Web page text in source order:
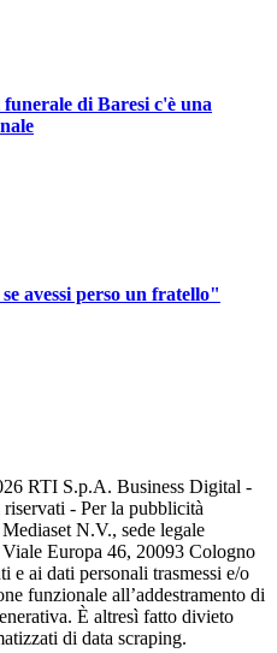
di Baresi c'è una
avessi perso un fratello"
RTI S.p.A. Business Digital -
- Per la pubblicità
N.V., sede legale
Europa 46, 20093 Cologno
e ai dati personali trasmessi e/o
funzionale all’addestramento di
È altresì fatto divieto
di data scraping.